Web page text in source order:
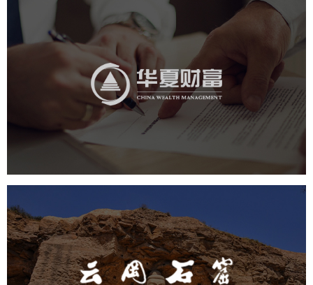
华夏财富
金融保险 社区网站 网页设计 业务系统
云冈石窟